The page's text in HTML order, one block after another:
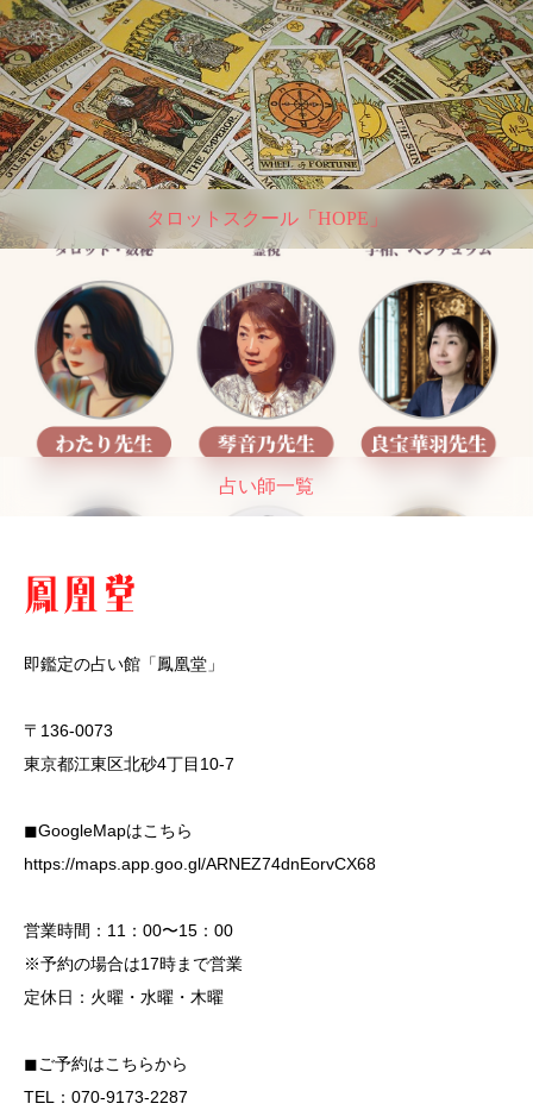
タロットスクール「HOPE」
占い師一覧
即鑑定の占い館「鳳凰堂」
〒136-0073
東京都江東区北砂4丁目10-7
◼︎GoogleMapはこちら
https://maps.app.goo.gl/ARNEZ74dnEorvCX68
営業時間：11：00〜15：00
※予約の場合は17時まで営業
定休日：火曜・水曜・木曜
◼︎ご予約はこちらから
TEL：070-9173-2287